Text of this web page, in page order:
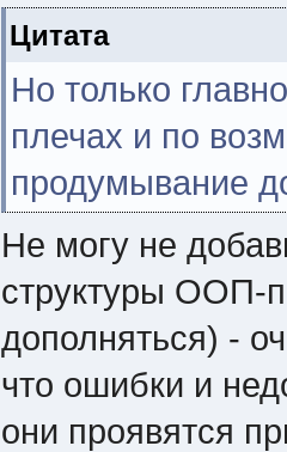
Цитата
Но только
плечах и по
продумывание
Не могу не
структуры ООП-
дополняться) -
что ошибки и
они проявятся